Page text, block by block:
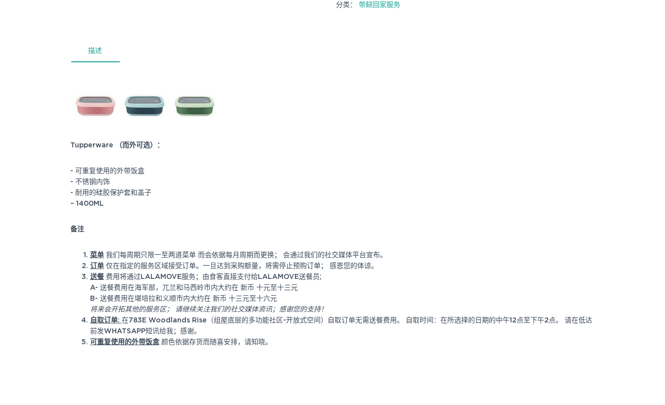
分类： 带餸回家服务
描述
Tupperware （而外可选）：
- 可重复使用的外带饭盒
- 不锈钢内饰
- 耐用的硅胶保护套和盖子
– 1400ML
备注
菜单 我们每周期只限一至两道菜单 而会依据每月周期而更换； 会通过我们的社交媒体平台宣布。
订单 仅在指定的服务区域接受订单。一旦达到采购额量，将需停止预购订单； 感恩您的体谅。
送餐 费用将通过LALAMOVE服务；由食客直接支付给LALAMOVE送餐员;
A- 送餐费用在海军部，兀兰和马西岭市内大约在 新币 十元至十三元
B- 送餐费用在堪培拉和义顺市内大约在 新币 十三元至十六元
将来会开拓其他的服务区； 请继续关注我们的社交媒体资讯；感谢您的支持！
自取订单: 在783E Woodlands Rise（组屋底层的多功能社区-开放式空间）自取订单无需送餐费用。 自取时间：在所选择的日期的中午12点至下午2点。 请在低达
前发WHATSAPP短讯给我；感谢。
可重复使用的外带饭盒颜色依据存货而随喜安排，请知晓。